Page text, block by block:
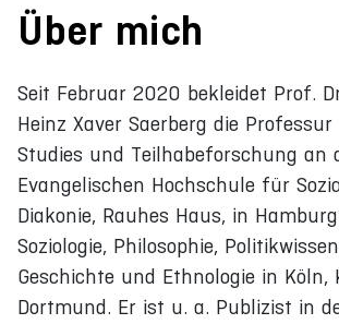
Über mich
Seit Februar 2020 bekleidet Prof.
Heinz Xaver Saerberg die
Studies und Teilhabeforschung an
Evangelischen Hochschule für
Diakonie, Rauhes Haus, in
Soziologie, Philosophie,
Geschichte und Ethnologie in Köln,
Dortmund. Er ist u. a. Publizist in